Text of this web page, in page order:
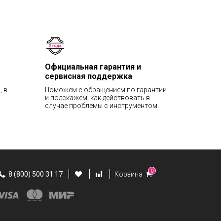
в
Официальная гарантия и
сервисная поддержка
Поможем с обращением по гарантии
и подскажем, как действовать в
случае проблемы с инструментом.
8 (800) 500 31 17 Корзина 0